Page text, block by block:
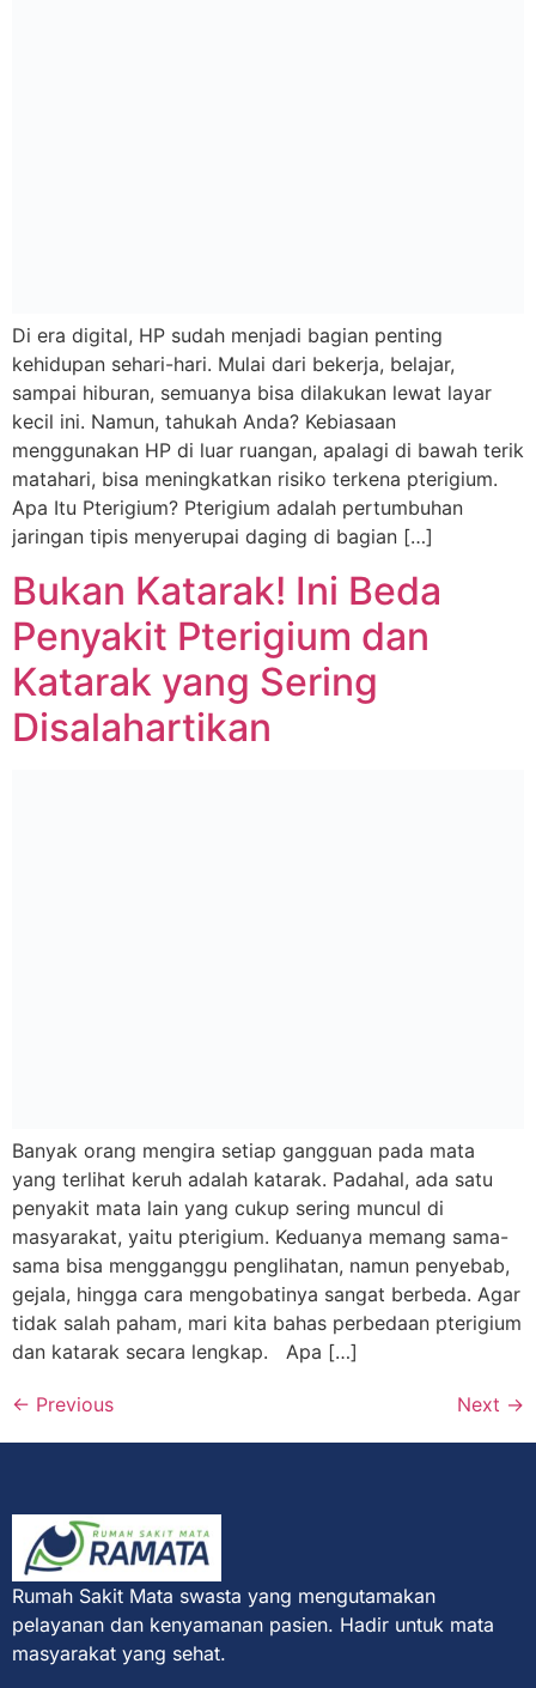
Di era digital, HP sudah menjadi bagian penting
kehidupan sehari-hari. Mulai dari bekerja, belajar,
sampai hiburan, semuanya bisa dilakukan lewat layar
kecil ini. Namun, tahukah Anda? Kebiasaan
menggunakan HP di luar ruangan, apalagi di bawah terik
matahari, bisa meningkatkan risiko terkena pterigium.
Apa Itu Pterigium? Pterigium adalah pertumbuhan
jaringan tipis menyerupai daging di bagian […]
Bukan Katarak! Ini Beda
Penyakit Pterigium dan
Katarak yang Sering
Disalahartikan
Banyak orang mengira setiap gangguan pada mata
yang terlihat keruh adalah katarak. Padahal, ada satu
penyakit mata lain yang cukup sering muncul di
masyarakat, yaitu pterigium. Keduanya memang sama-
sama bisa mengganggu penglihatan, namun penyebab,
gejala, hingga cara mengobatinya sangat berbeda. Agar
tidak salah paham, mari kita bahas perbedaan pterigium
dan katarak secara lengkap. Apa […]
← Previous Next →
Rumah Sakit Mata swasta yang mengutamakan
pelayanan dan kenyamanan pasien. Hadir untuk mata
masyarakat yang sehat.